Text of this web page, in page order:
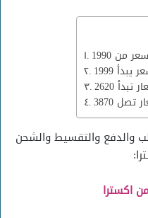
من 1990
1999
2620
3870
والدفع والتقسيط والشحن
اكسترا